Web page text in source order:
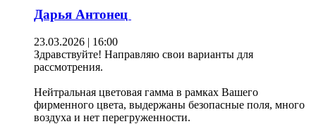
Дарья Антонец
23.03.2026 | 16:00
Здравствуйте! Направляю свои варианты для
рассмотрения.
Нейтральная цветовая гамма в рамках Вашего
фирменного цвета, выдержаны безопасные поля, много
воздуха и нет перегруженности.